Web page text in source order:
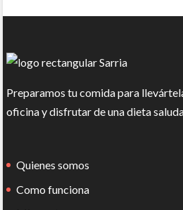
Preparamos tu comida para
oficina y disfrutar de una dieta
Quienes somos
Como funciona